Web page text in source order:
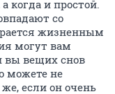
когда и простой.
со
жизненным
могут вам
вы вещих снов
можете не
если он очень